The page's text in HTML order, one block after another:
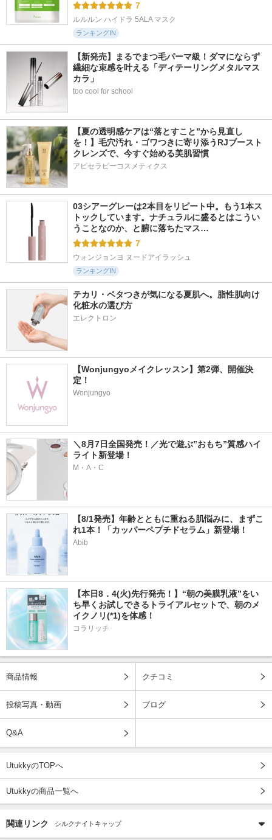
7
ルルルン ハイドラ 5ALA マスク
ランキングIN
【新発売】まるでまつ毛パーマ級！ダマにならず
繊細な束感を叶える「ディテーリングメタルマス
カラ」
too cool for school
【夏の透明感ケアは“落とすこと”から見直し
を！】毛穴汚れ・ゴワつきに寄り添うRJブースト
クレンズで、今すぐ始める美肌習慣
アピセラピーコスメティクス
03シアーグレーは2本目をリピート中。もう1本ス
トックしています。ナチュラルに盛るとはこうい
うことなのか、と腑に落ちたマス…
7
ウォンジョンヨ ヌードアイラッシュ
ランキングIN
テカリ・ベタつきが気になる夏肌へ。脂性肌向け
化粧水の選び方
エレクトロン
【Wonjungyoメイクレッスン】第2弾、開催決
定！
Wonjungyo
＼8月7日全国発売！／光で遊ぶ”おもち”質感ハイ
ライト新登場！
M・A・C
【8/1発売】年齢とともに重ねる肌悩みに、まずこ
れ1本！「カッパーペプチドセラム」新登場！
Abib
【本日8．4(火)先行発売！】“朝の美膜乳液”をい
ち早くお試しできるトライアルセットで、朝のメ
イクノリ(*1)を体感！
コラリッチ
商品情報 クチコミ
投稿写真・動画 ブログ
Q&A
UtukkyのTOPへ
Utukkyの商品一覧へ
関連リンク シルクナイトキャップ